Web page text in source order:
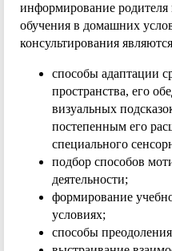
информирование родителя
обучения в домашних
консультирования
способы адаптации
пространства, его
визуальных
постепенным его
специального
подбор способов
деятельности;
формирование
условиях;
способы